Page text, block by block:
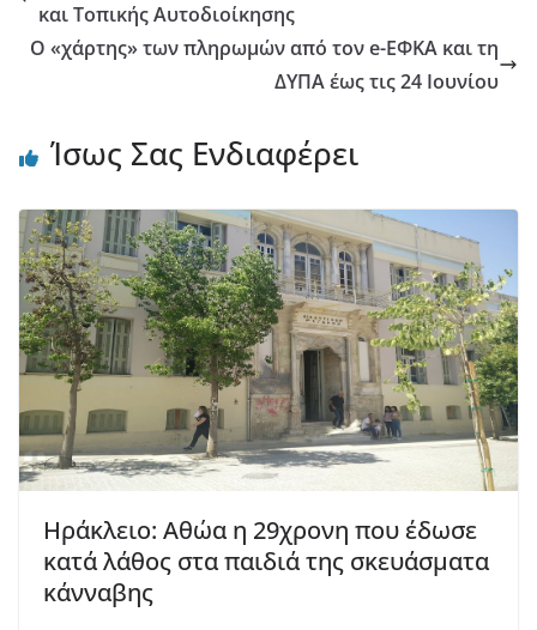
και Τοπικής Αυτοδιοίκησης
Ο «χάρτης» των πληρωμών από τον e-ΕΦΚΑ και τη
ΔΥΠΑ έως τις 24 Ιουνίου
Ίσως Σας Ενδιαφέρει
Ηράκλειο: Αθώα η 29χρονη που έδωσε
κατά λάθος στα παιδιά της σκευάσματα
κάνναβης